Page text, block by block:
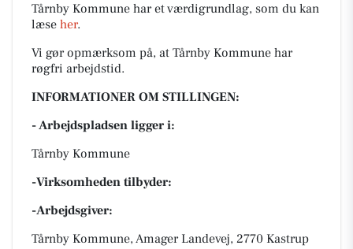
Tårnby Kommune har et værdigrundlag, som du kan
læse her.
Vi gør opmærksom på, at Tårnby Kommune har
røgfri arbejdstid.
INFORMATIONER OM STILLINGEN:
- Arbejdspladsen ligger i:
Tårnby Kommune
-Virksomheden tilbyder:
-Arbejdsgiver:
Tårnby Kommune, Amager Landevej, 2770 Kastrup